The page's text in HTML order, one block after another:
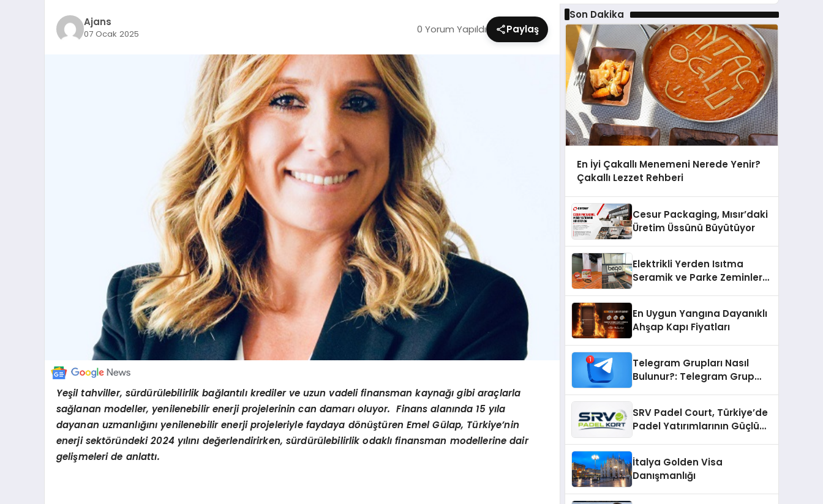
Ajans
07 Ocak 2025 0 Yorum Yapıldı Paylaş
Yeşil tahviller, sürdürülebilirlik bağlantılı krediler ve uzun vadeli finansman kaynağı gibi araçlarla
sağlanan modeller, yenilenebilir enerji projelerinin can damarı oluyor. Finans alanında 15 yıla
dayanan uzmanlığını yenilenebilir enerji projeleriyle faydaya dönüştüren Emel Gülap, Türkiye’nin
enerji sektöründeki 2024 yılını değerlendirirken, sürdürülebilirlik odaklı finansman modellerine dair
gelişmeleri de anlattı.
Son Dakika
En İyi Çakallı Menemeni Nerede Yenir?
Çakallı Lezzet Rehberi
Cesur Packaging, Mısır’daki
Üretim Üssünü Büyütüyor
Elektrikli Yerden Isıtma
Seramik ve Parke Zeminler
En Uygun Yangına Dayanıklı
Ahşap Kapı Fiyatları
Telegram Grupları Nasıl
Bulunur?: Telegram Grup
SRV Padel Court, Türkiye’de
Padel Yatırımlarının Güçlü
İtalya Golden Visa
Danışmanlığı